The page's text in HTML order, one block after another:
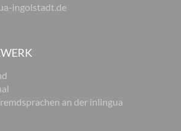
ingolstadt.de
an der inlingua